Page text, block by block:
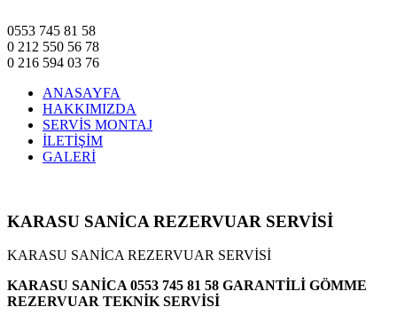
0553 745 81 58
0 212 550 56 78
0 216 594 03 76
ANASAYFA
HAKKIMIZDA
SERVİS MONTAJ
İLETİŞİM
GALERİ
KARASU SANİCA REZERVUAR SERVİSİ
KARASU SANİCA REZERVUAR SERVİSİ
KARASU SANİCA 0553 745 81 58 GARANTİLİ GÖMME
REZERVUAR TEKNİK SERVİSİ